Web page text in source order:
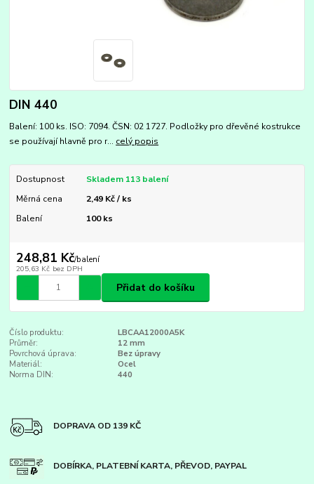
DIN 440
Balení: 100 ks. ISO: 7094. ČSN: 02 1727. Podložky pro dřevěné kostrukce
se používají hlavně pro r... celý popis
Dostupnost
Skladem 113 balení
Měrná cena
2,49 Kč / ks
Balení
100 ks
248,81 Kč/balení
205,63 Kč bez DPH
Přidat do košíku
Číslo produktu:
LBCAA12000A5K
Průměr:
12 mm
Povrchová úprava:
Bez úpravy
Materiál:
Ocel
Norma DIN:
440
DOPRAVA OD 139 KČ
DOBÍRKA, PLATEBNÍ KARTA, PŘEVOD, PAYPAL